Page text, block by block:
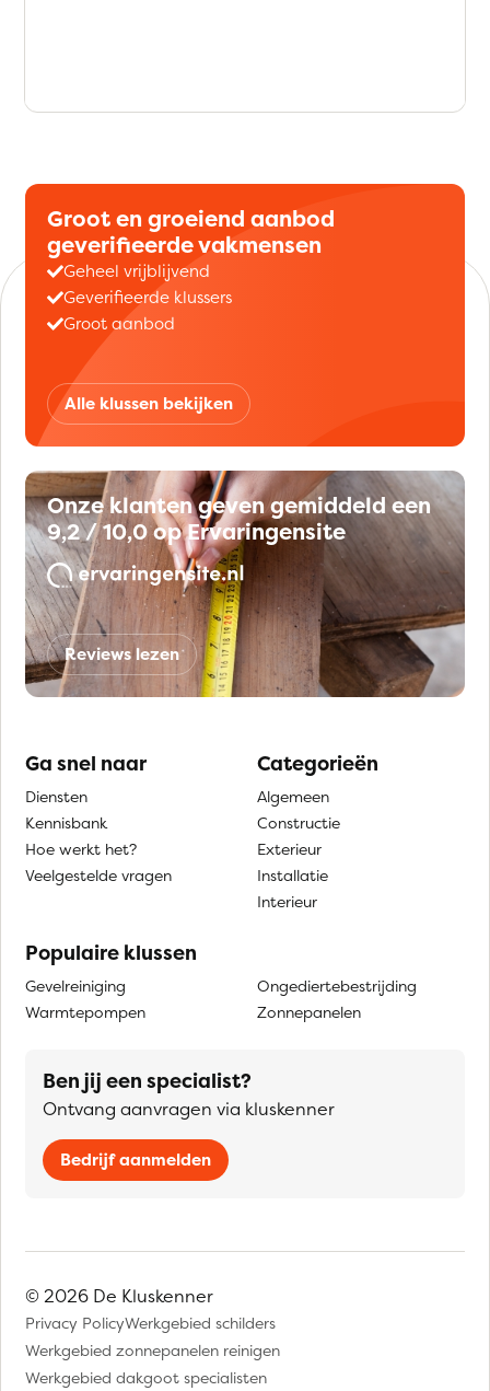
Groot en groeiend aanbod
geverifieerde vakmensen
Geheel vrijblijvend
Geverifieerde klussers
Groot aanbod
Alle klussen bekijken
Onze klanten geven gemiddeld een
9,2 / 10,0 op Ervaringensite
Reviews lezen
Ga snel naar
Diensten
Kennisbank
Hoe werkt het?
Veelgestelde vragen
Categorieën
Algemeen
Constructie
Exterieur
Installatie
Interieur
Populaire klussen
Gevelreiniging
Warmtepompen
Ongediertebestrijding
Zonnepanelen
Ben jij een specialist?
Ontvang aanvragen via kluskenner
Bedrijf aanmelden
© 2026 De Kluskenner
Privacy PolicyWerkgebied schilders
Werkgebied zonnepanelen reinigen
Werkgebied dakgoot specialisten